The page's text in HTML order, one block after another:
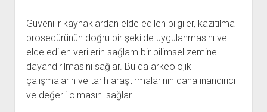
Güvenilir kaynaklardan elde edilen bilgiler, kazıtılma
prosedürünün doğru bir şekilde uygulanmasını ve
elde edilen verilerin sağlam bir bilimsel zemine
dayandırılmasını sağlar. Bu da arkeolojik
çalışmaların ve tarih araştırmalarının daha inandırıcı
ve değerli olmasını sağlar.